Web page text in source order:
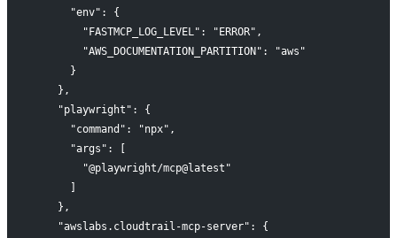
     "env": {
       "FASTMCP_LOG_LEVEL": "ERROR",
       "AWS_DOCUMENTATION_PARTITION": "aws"
     }
   },
   "playwright": {
     "command": "npx",
     "args": [
       "@playwright/mcp@latest"
     ]
   },
   "awslabs.cloudtrail-mcp-server": {